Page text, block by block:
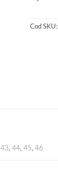
Cod SKU:
43,44,45,46